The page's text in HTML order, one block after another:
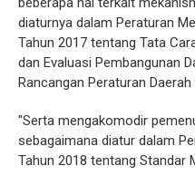
diaturnya dalam Peraturan
Tahun 2017 tentang Tata
dan Evaluasi Pembangunan
Rancangan Peraturan Daerah
"Serta mengakomodir
sebagaimana diatur dalam
Tahun 2018 tentang Standar